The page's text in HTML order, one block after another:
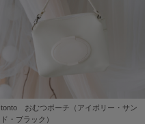
tonto おむつポーチ（アイボリー・サン
ド・ブラック）